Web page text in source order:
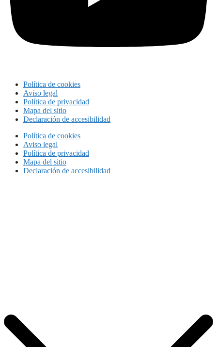
Política de cookies
Aviso legal
Política de privacidad
Mapa del sitio
Declaración de accesibilidad
Política de cookies
Aviso legal
Política de privacidad
Mapa del sitio
Declaración de accesibilidad